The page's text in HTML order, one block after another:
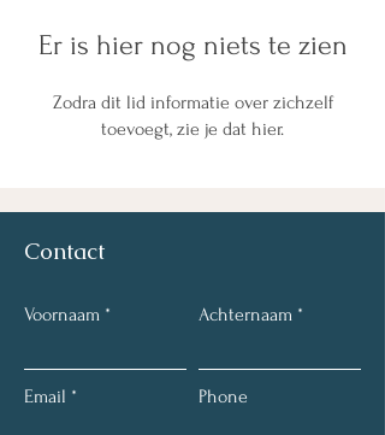
Er is hier nog niets te zien
Zodra dit lid informatie over zichzelf
toevoegt, zie je dat hier.
Contact
Voornaam Achternaam
Email Phone